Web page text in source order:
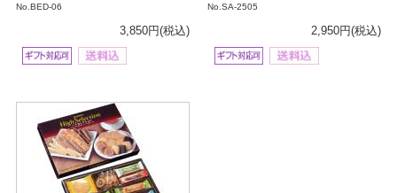
No.BED-06
3,850円(税込)
No.SA-2505
2,950円(税込)